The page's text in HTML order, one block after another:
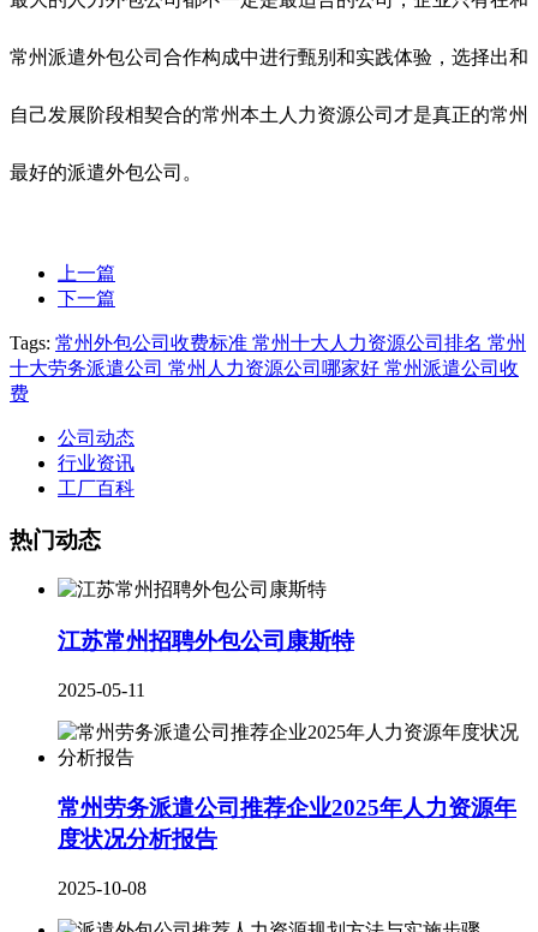
常州派遣外包公司合作构成中进行甄别和实践体验，选择出和
自己发展阶段相契合的常州本土人力资源公司才是真正的常州
最好的派遣外包公司。
上一篇
下一篇
Tags: 常州外包公司收费标准 常州十大人力资源公司排名 常州
十大劳务派遣公司 常州人力资源公司哪家好 常州派遣公司收
费
公司动态
行业资讯
工厂百科
热门动态
江苏常州招聘外包公司康斯特
2025-05-11
常州劳务派遣公司推荐企业2025年人力资源年
度状况分析报告
2025-10-08